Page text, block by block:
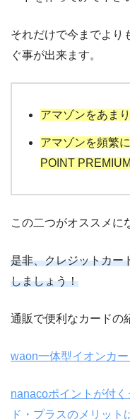
それだけで今までより
ぐ事が出来ます。
アマゾンをあま
アマゾンを頻繁
POINT
この二つがオススメに
是非、クレジットカー
しましょう！
通販で便利なカードの
waon一体型イオンカ
nanacoポイントが付
ド・プラスのメリット